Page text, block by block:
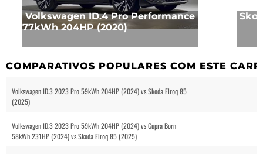
Volkswagen ID.4 Pro Performance
77kWh 204HP (2020)
COMPARATIVOS POPULARES COM ESTE
Volkswagen ID.3 2023 Pro 59kWh 204HP (2024) vs Skoda Elroq 85
(2025)
Volkswagen ID.3 2023 Pro 59kWh 204HP (2024) vs Cupra Born
58kWh 231HP (2024) vs Skoda Elroq 85 (2025)